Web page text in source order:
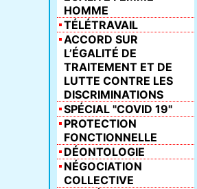
HOMME
TÉLÉTRAVAIL
ACCORD SUR
L’ÉGALITÉ DE
TRAITEMENT ET DE
LUTTE CONTRE LES
DISCRIMINATIONS
SPÉCIAL "COVID 19"
PROTECTION
FONCTIONNELLE
DÉONTOLOGIE
NÉGOCIATION
COLLECTIVE